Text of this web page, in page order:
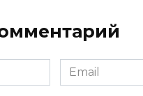
Email
*